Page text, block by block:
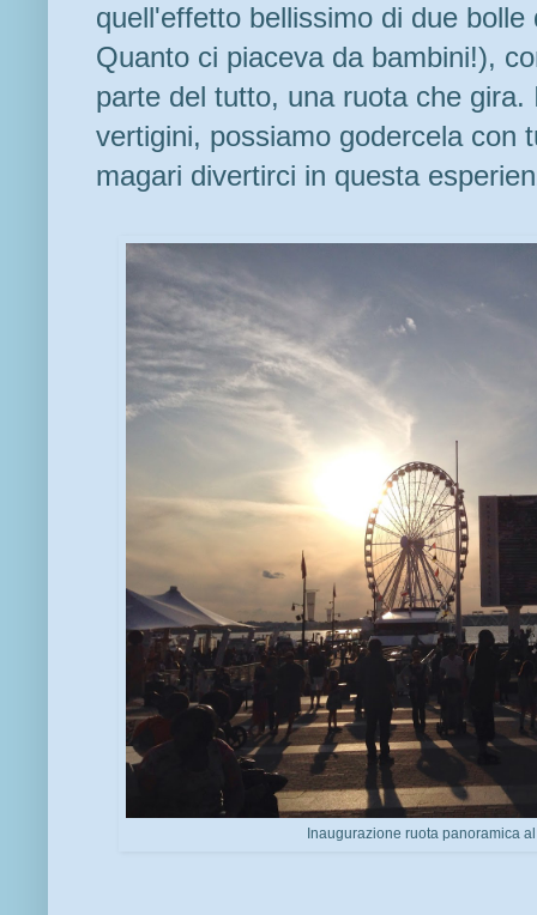
quell'effetto bellissimo di due
Quanto ci piaceva da bambini!),
parte del tutto, una ruota che
vertigini, possiamo godercela con
magari divertirci in questa
Inaugurazione ruota panoramica